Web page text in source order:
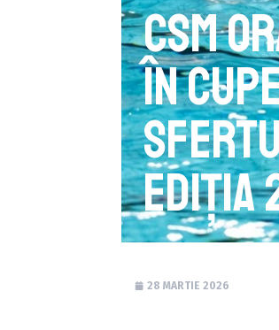
CSM
în
ediția
28 MARTIE 2026